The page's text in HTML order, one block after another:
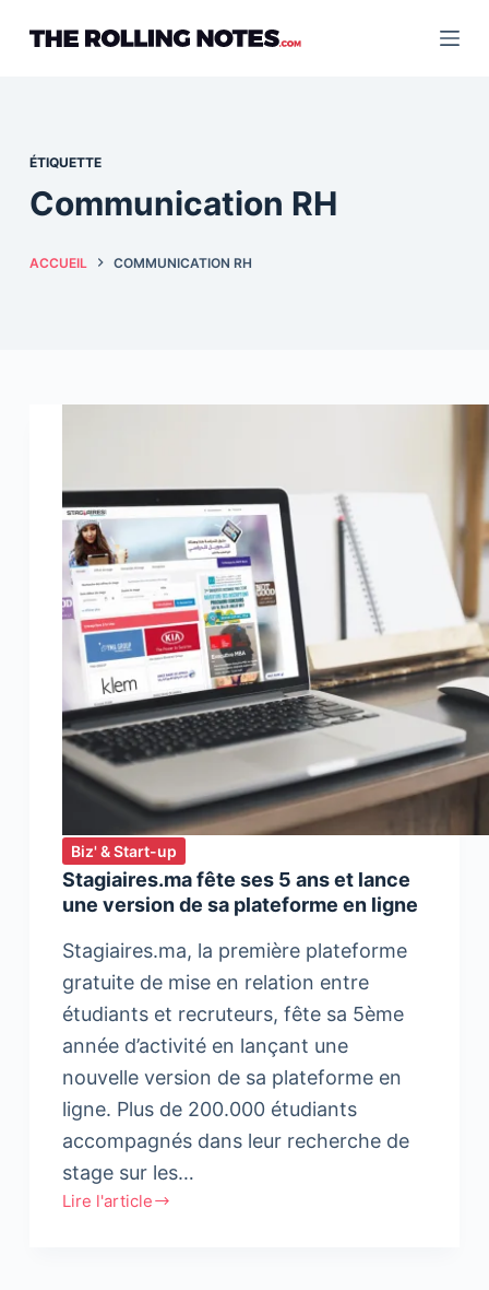
ÉTIQUETTE
Communication RH
ACCUEIL COMMUNICATION RH
Biz' & Start-up
Stagiaires.ma fête ses 5 ans et lance
une version de sa plateforme en ligne
Stagiaires.ma, la première plateforme
gratuite de mise en relation entre
étudiants et recruteurs, fête sa 5ème
année d’activité en lançant une
nouvelle version de sa plateforme en
ligne. Plus de 200.000 étudiants
accompagnés dans leur recherche de
stage sur les…
Lire l'article
Stagiaires.ma